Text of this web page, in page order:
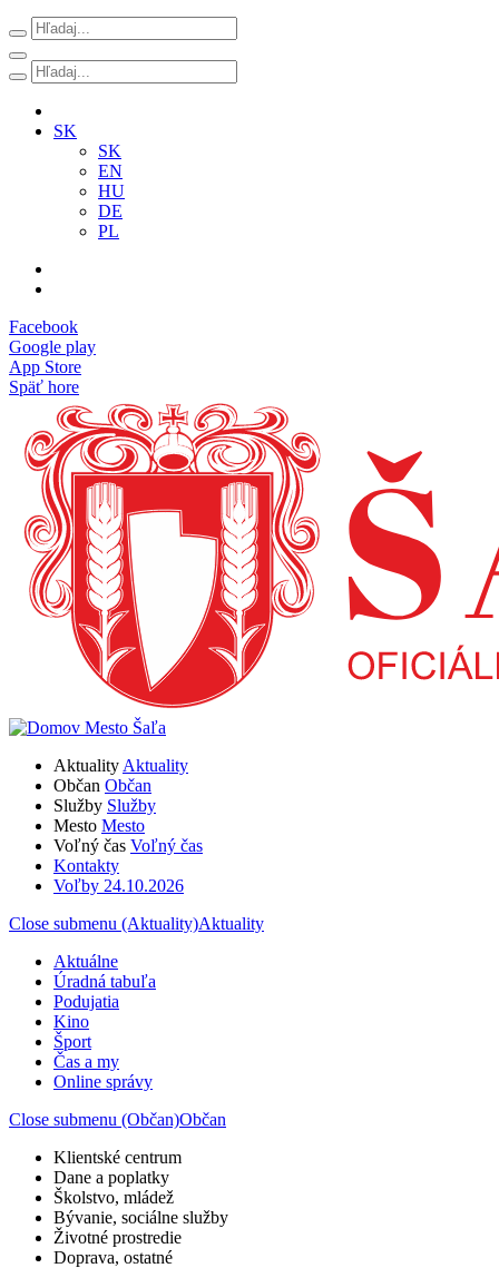
SK
SK
EN
HU
DE
PL
Facebook
Google play
App Store
Späť hore
Aktuality Aktuality
Občan Občan
Služby Služby
Mesto Mesto
Voľný čas Voľný čas
Kontakty
Voľby 24.10.2026
Close submenu (Aktuality)Aktuality
Aktuálne
Úradná tabuľa
Podujatia
Kino
Šport
Čas a my
Online správy
Close submenu (Občan)Občan
Klientské centrum
Dane a poplatky
Školstvo, mládež
Bývanie, sociálne služby
Životné prostredie
Doprava, ostatné